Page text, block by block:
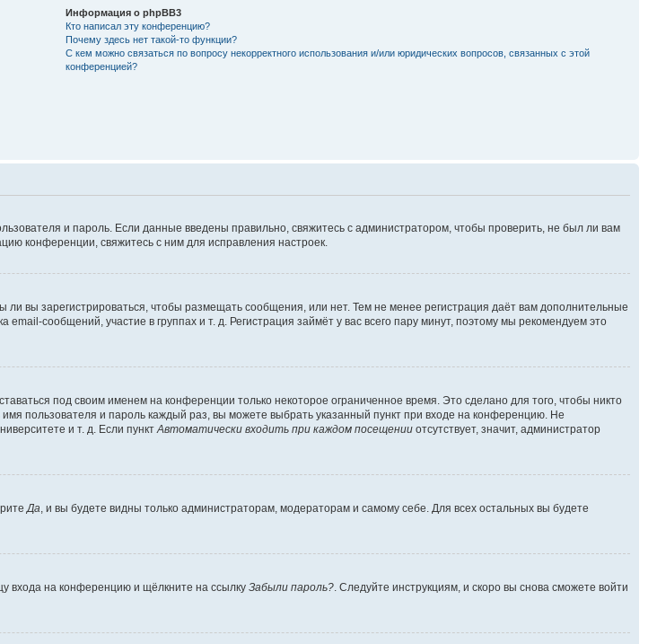
Информация о phpBB3
Кто написал эту конференцию?
Почему здесь нет такой-то функции?
С кем можно связаться по вопросу некорректного использования и/или юридических вопросов, связанных с этой
конференцией?
и пароль. Если данные введены правильно, свяжитесь с администратором, чтобы проверить, не был ли вам
конференции, свяжитесь с ним для исправления настроек.
вы зарегистрироваться, чтобы размещать сообщения, или нет. Тем не менее регистрация даёт вам дополнительные
сообщений, участие в группах и т. д. Регистрация займёт у вас всего пару минут, поэтому мы рекомендуем это
под своим именем на конференции только некоторое ограниченное время. Это сделано для того, чтобы никто
пользователя и пароль каждый раз, вы можете выбрать указанный пункт при входе на конференцию. Не
и т. д. Если пункт Автоматически входить при каждом посещении отсутствует, значит, администратор
Да , и вы будете видны только администраторам, модераторам и самому себе. Для всех остальных вы будете
входа на конференцию и щёлкните на ссылку Забыли пароль? . Следуйте инструкциям, и скоро вы снова сможете войти